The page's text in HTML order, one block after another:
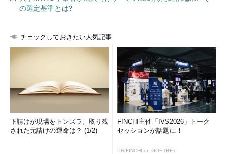
逆に、Javaエンジニアは100という数値にメソッドが実行でき
String new
＜Javaで基本データ型の整数100を文字列に変換する例＞
str = 100.to_s
＜Rubyで数値オブジェクト100を文字列に変換する例＞
「次回」へ
の選定基準とは?
チェックしておきたい人気記事
下請けが現場をトンズラ。取り残
された元請けの運命は？ (1/2)
FINCHI主催「IVS2026」トーク
セッションが話題に！
PR(FINCHI on GOETHE)